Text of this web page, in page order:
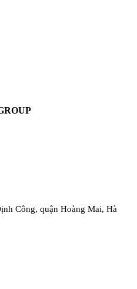
Công, quận Hoàng Mai, Hà